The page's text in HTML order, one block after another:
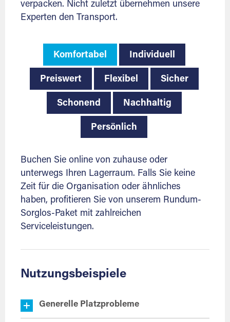
verpacken. Nicht zuletzt übernehmen unsere
Experten den Transport.
Komfortabel Individuell
Preiswert Flexibel Sicher
Schonend Nachhaltig
Persönlich
Buchen Sie online von zuhause oder
unterwegs Ihren Lagerraum. Falls Sie keine
Zeit für die Organisation oder ähnliches
haben, profitieren Sie von unserem Rundum-
Sorglos-Paket mit zahlreichen
Serviceleistungen.
Nutzungsbeispiele
Generelle Platzprobleme